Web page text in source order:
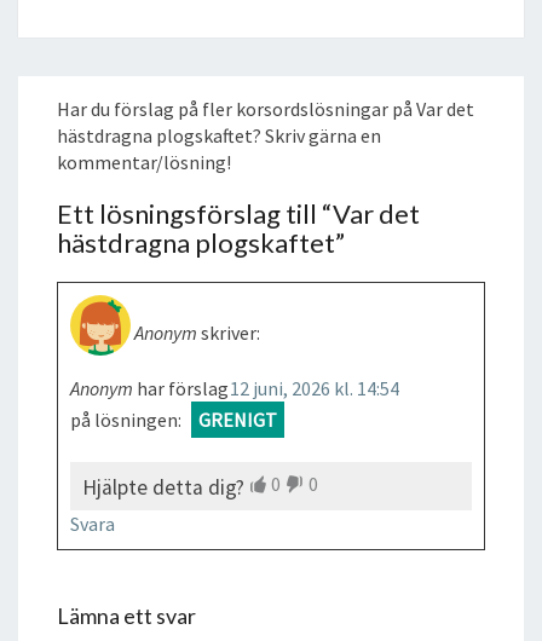
Har du förslag på fler korsordslösningar på Var det
hästdragna plogskaftet? Skriv gärna en
kommentar/lösning!
Ett lösningsförslag till “Var det
hästdragna plogskaftet”
Anonym skriver:
12 juni, 2026 kl. 14:54
Anonym har förslag
på lösningen:
GRENIGT
Hjälpte detta dig? 0
0
Svara
Lämna ett svar